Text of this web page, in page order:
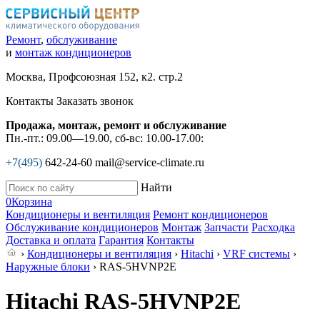
Ремонт, обслуживание
и монтаж кондиционеров
Москва, Профсоюзная 152, к2. стр.2
Контакты Заказать звонок
Продажа, монтаж, ремонт и обслуживание
Пн.-пт.: 09.00—19.00, сб-вс: 10.00-17.00:
+7(495) 642-24-60 mail@service-climate.ru
Найти
0Корзина
Кондиционеры и вентиляция Ремонт кондиционеров
Обслуживание кондиционеров Монтаж Запчасти Расходка
Доставка и оплата Гарантия Контакты
› Кондиционеры и вентиляция › Hitachi › VRF системы ›
Наружные блоки › RAS-5HVNP2E
Hitachi RAS-5HVNP2E